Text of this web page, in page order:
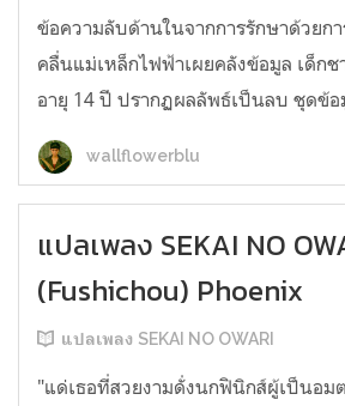
ข้อความลับด้านในจากการรักษาด้วยก
คลื่นแม่เหล็กไฟฟ้าเผยคลังข้อมูล เด็ก
อายุ 14 ปี ปรากฏผลลัพธ์เป็นลบ ชุดข้อ
wallflowerblu
แปลเพลง SEKAI NO
(Fushichou) Phoenix
แปลเพลง SEKAI NO OWARI
"แด่เธอที่สวยงามดั่งนกฟินิกส์ผู้เป็นอม